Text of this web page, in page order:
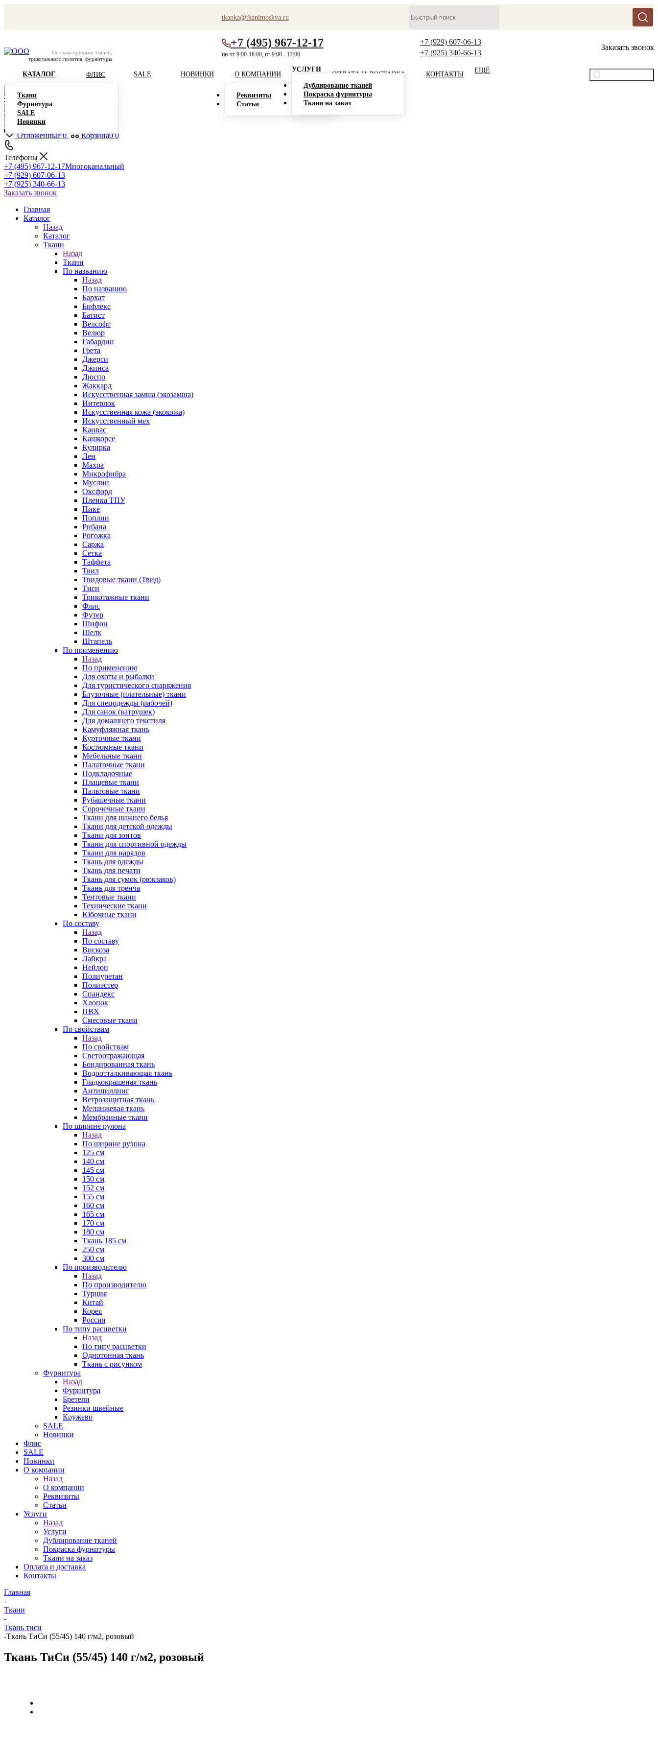
tkanka@tkanimoskva.ru
Оптовая продажа тканей,
трикотажного полотна, фурнитуры
+7 (495) 967-12-17
пн-чт 9:00-18:00, пт 9:00 - 17:00
+7 (929) 607-06-13
+7 (925) 340-66-13
Заказать звонок
КАТАЛОГ
Ткани
Фурнитура
SALE
Новинки
ФЛИС SALE НОВИНКИ О КОМПАНИИ
Реквизиты
Статьи
УСЛУГИ
Дублирование тканей
Покраска фурнитуры
Ткани на заказ
ОПЛАТА И ДОСТАВКА КОНТАКТЫ
ЕЩЁ
Отложенные 0 Корзина0 0
Телефоны
+7 (495) 967-12-17Многоканальный
+7 (929) 607-06-13
+7 (925) 340-66-13
Заказать звонок
Главная
Каталог
Назад
Каталог
Ткани
Назад
Ткани
По названию
Назад
По названию
Бархат
Бифлекс
Батист
Велсофт
Велюр
Габардин
Грета
Джерси
Джинса
Дюспо
Жаккард
Искусственная замша (экозамша)
Интерлок
Искусственная кожа (экокожа)
Искусственный мех
Канвас
Кашкорсе
Кулирка
Лен
Махра
Микрофибра
Муслин
Оксфорд
Пленка ТПУ
Пике
Поплин
Рибана
Рогожка
Саржа
Сетка
Таффета
Твил
Твидовые ткани (Твид)
Тиси
Трикотажные ткани
Флис
Футер
Шифон
Шелк
Штапель
По применению
Назад
По применению
Для охоты и рыбалки
Для туристического снаряжения
Блузочные (плательные) ткани
Для спецодежды (рабочей)
Для санок (ватрушек)
Для домашнего текстиля
Камуфляжная ткань
Курточные ткани
Костюмные ткани
Мебельные ткани
Палаточные ткани
Подкладочные
Плащевые ткани
Пальтовые ткани
Рубашечные ткани
Сорочечные ткани
Ткани для нижнего белья
Ткани для детской одежды
Ткани для зонтов
Ткани для спортивной одежды
Ткани для нарядов
Ткань для одежды
Ткань для печати
Ткань для сумок (рюкзаков)
Ткань для тренча
Тентовые ткани
Технические ткани
Юбочные ткани
По составу
Назад
По составу
Вискоза
Лайкра
Нейлон
Полиуретан
Полиэстер
Спандекс
Хлопок
ПВХ
Смесовые ткани
По свойствам
Назад
По свойствам
Светоотражающая
Бондированная ткань
Водоотталкивающая ткань
Гладкокрашеная ткань
Антипиллинг
Ветрозащитная ткань
Меланжевая ткань
Мембранные ткани
По ширине рулона
Назад
По ширине рулона
125 см
140 см
145 см
150 см
152 см
155 см
160 см
165 см
170 см
180 см
Ткань 185 см
250 см
300 см
По производителю
Назад
По производителю
Турция
Китай
Корея
Россия
По типу расцветки
Назад
По типу расцветки
Однотонная ткань
Ткань с рисунком
Фурнитура
Назад
Фурнитура
Бретели
Резинки швейные
Кружево
SALE
Новинки
Флис
SALE
Новинки
О компании
Назад
О компании
Реквизиты
Статьи
Услуги
Назад
Услуги
Дублирование тканей
Покраска фурнитуры
Ткани на заказ
Оплата и доставка
Контакты
Главная
-
Ткани
-
Ткань тиси
-Ткань ТиСи (55/45) 140 г/м2, розовый
Ткань ТиСи (55/45) 140 г/м2, розовый